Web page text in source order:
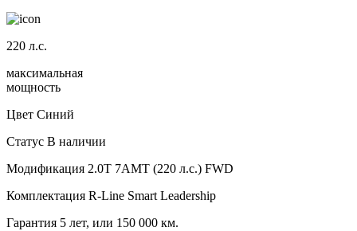
220 л.с.
максимальная
мощность
Цвет Синий
Статус В наличии
Модификация 2.0T 7AMT (220 л.с.) FWD
Комплектация R-Line Smart Leadership
Гарантия 5 лет, или 150 000 км.